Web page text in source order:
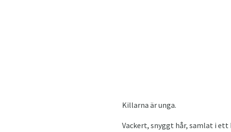
Killarna är unga.
Vackert, snyggt hår, samlat i